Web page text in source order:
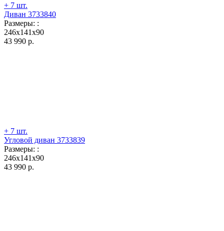
+ 7 шт.
Диван 3733840
Размеры: :
246x141x90
43 990 р.
+ 7 шт.
Угловой диван 3733839
Размеры: :
246x141x90
43 990 р.